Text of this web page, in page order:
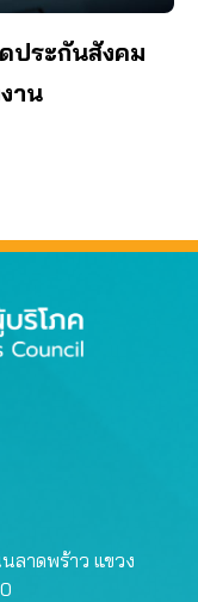
ประกันสังคม
าน
ลาดพร้าว แขวง